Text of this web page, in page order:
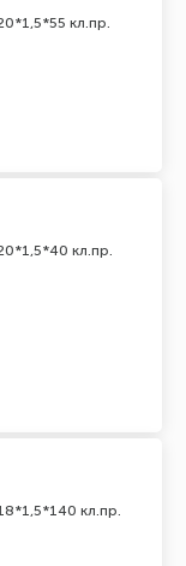
кл.пр.
кл.пр.
кл.пр.